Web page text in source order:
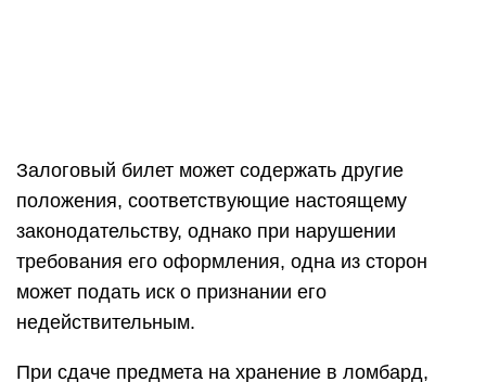
Залоговый билет может содержать другие
положения, соответствующие настоящему
законодательству, однако при нарушении
требования его оформления, одна из сторон
может подать иск о признании его
недействительным.
При сдаче предмета на хранение в ломбард,